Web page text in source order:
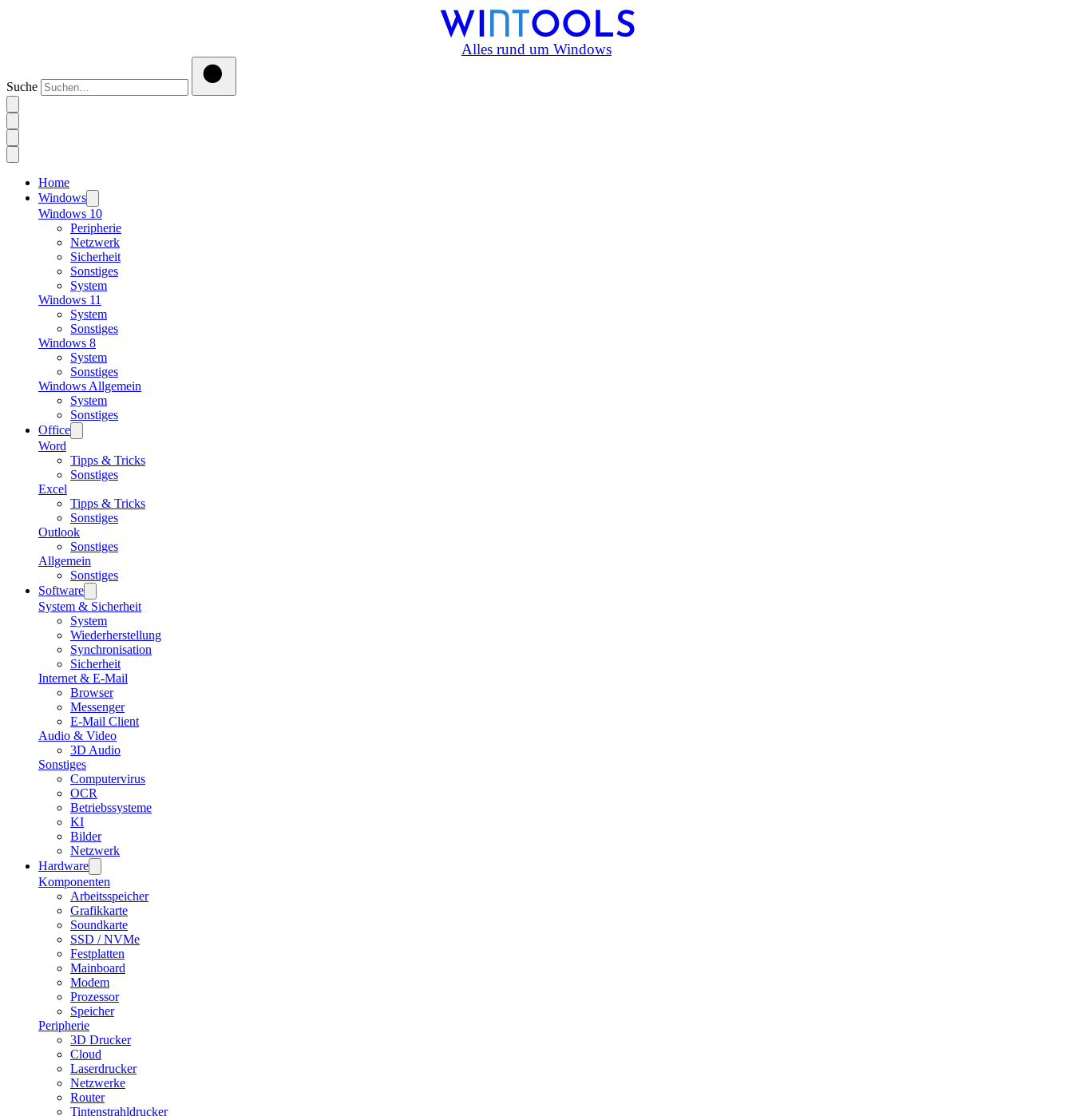
Alles rund um Windows
Suche
Home
Windows
Windows 10
Peripherie
Netzwerk
Sicherheit
Sonstiges
System
Windows 11
System
Sonstiges
Windows 8
System
Sonstiges
Windows Allgemein
System
Sonstiges
Office
Word
Tipps & Tricks
Sonstiges
Excel
Tipps & Tricks
Sonstiges
Outlook
Sonstiges
Allgemein
Sonstiges
Software
System & Sicherheit
System
Wiederherstellung
Synchronisation
Sicherheit
Internet & E-Mail
Browser
Messenger
E-Mail Client
Audio & Video
3D Audio
Sonstiges
Computervirus
OCR
Betriebssysteme
KI
Bilder
Netzwerk
Hardware
Komponenten
Arbeitsspeicher
Grafikkarte
Soundkarte
SSD / NVMe
Festplatten
Mainboard
Modem
Prozessor
Speicher
Peripherie
3D Drucker
Cloud
Laserdrucker
Netzwerke
Router
Tintenstrahldrucker